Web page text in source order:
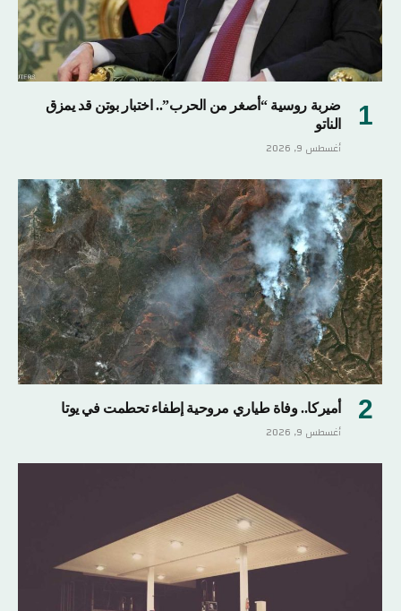
ضربة روسية “أصغر من الحرب”.. اختبار بوتن قد يمزق
الناتو
أغسطس 9, 2026
أميركا.. وفاة طياري مروحية إطفاء تحطمت في يوتا
أغسطس 9, 2026